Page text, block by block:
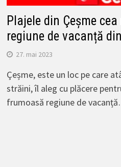
Plajele din Çeșme
regiune de vacanță
27. mai 2023
Çeșme, este un loc pe care
străini, îl aleg cu plăcere
frumoasă regiune de